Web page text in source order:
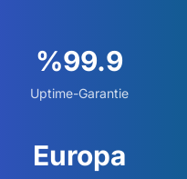
%99.9
Uptime-Garantie
Europa